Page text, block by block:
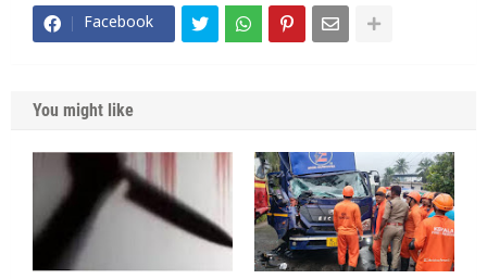
Facebook
You might like